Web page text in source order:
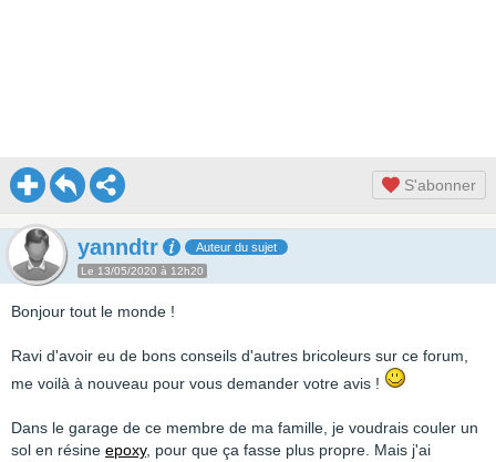
S'abonner
yanndtr Auteur du sujet
Le 13/05/2020 à 12h20
Bonjour tout le monde !
Ravi d'avoir eu de bons conseils d'autres bricoleurs sur ce forum,
me voilà à nouveau pour vous demander votre avis !
Dans le garage de ce membre de ma famille, je voudrais couler un
sol en résine epoxy, pour que ça fasse plus propre. Mais j'ai